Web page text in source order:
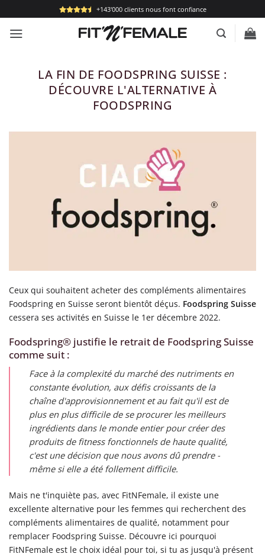
au
contenu
+143'000 clients nous font confiance
LA FIN DE FOODSPRING SUISSE :
DÉCOUVRE L'ALTERNATIVE À
FOODSPRING
Ceux qui souhaitent acheter des compléments alimentaires
Foodspring en Suisse seront bientôt déçus. Foodspring Suisse
cessera ses activités en Suisse le 1er décembre 2022.
Foodspring® justifie le retrait de Foodspring Suisse
comme suit :
Face à la complexité du marché des nutriments en
constante évolution, aux défis croissants de la
chaîne d'approvisionnement et au fait qu'il est de
plus en plus difficile de se procurer les meilleurs
ingrédients dans le monde entier pour créer des
produits de fitness fonctionnels de haute qualité,
c'est une décision que nous avons dû prendre -
même si elle a été follement difficile.
Mais ne t'inquiète pas, avec FitNFemale, il existe une
excellente alternative pour les femmes qui recherchent des
compléments alimentaires de qualité, notamment pour
remplacer Foodspring Suisse. Découvre ici pourquoi
FitNFemale est le choix idéal pour toi, si tu as jusqu'à présent